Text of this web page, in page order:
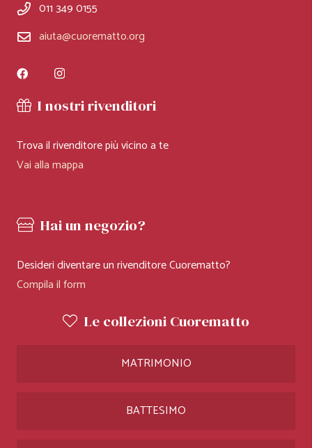
011 349 0155
aiuta@cuorematto.org
I nostri rivenditori
Trova il rivenditore più vicino a te
Vai alla mappa
Hai un negozio?
Desideri diventare un rivenditore Cuorematto?
Compila il form
Le collezioni Cuorematto
MATRIMONIO
BATTESIMO